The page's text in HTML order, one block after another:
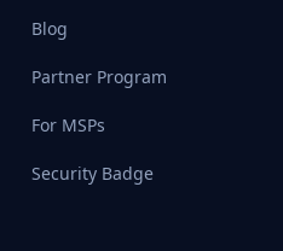
Blog
Partner Program
For MSPs
Security Badge